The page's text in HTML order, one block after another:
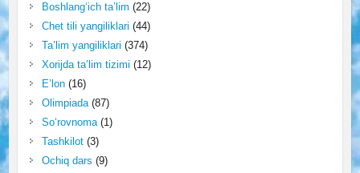
Boshlang‘ich ta’lim (22)
Chet tili yangiliklari (44)
Ta’lim yangiliklari (374)
Xorijda ta’lim tizimi (12)
E’lon(16)
Olimpiada(87)
So‘rovnoma(1)
Tashkilot(3)
Ochiq dars (9)